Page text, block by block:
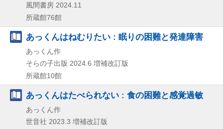
風間書房 2024.11
所蔵館76館
あっくんはねむりたい : 眠りの困難と発達障害
あっくん作
そらの子出版 2024.6 増補改訂版
所蔵館10館
あっくんはたべられない : 食の困難と感覚過敏
あっくん作
世音社 2023.3 増補改訂版